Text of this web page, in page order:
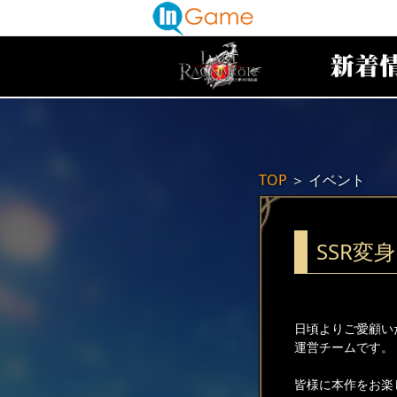
TOP ＞ イベント
SSR変
日頃よりご愛顧
運営チームです。
皆様に本作をお